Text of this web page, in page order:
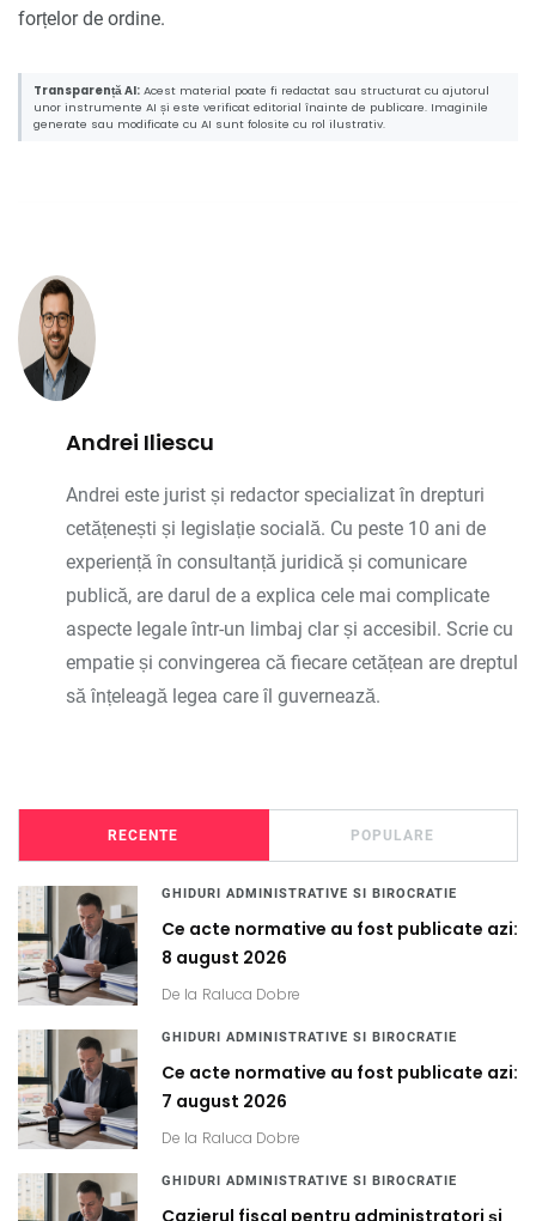
forțelor de ordine.
Transparență AI: Acest material poate fi redactat sau structurat cu ajutorul
unor instrumente AI și este verificat editorial înainte de publicare. Imaginile
generate sau modificate cu AI sunt folosite cu rol ilustrativ.
Andrei Iliescu
Andrei este jurist și redactor specializat în drepturi
cetățenești și legislație socială. Cu peste 10 ani de
experiență în consultanță juridică și comunicare
publică, are darul de a explica cele mai complicate
aspecte legale într-un limbaj clar și accesibil. Scrie cu
empatie și convingerea că fiecare cetățean are dreptul
să înțeleagă legea care îl guvernează.
RECENTE POPULARE
GHIDURI ADMINISTRATIVE SI BIROCRATIE
Ce acte normative au fost publicate azi:
8 august 2026
De la Raluca Dobre
GHIDURI ADMINISTRATIVE SI BIROCRATIE
Ce acte normative au fost publicate azi:
7 august 2026
De la Raluca Dobre
GHIDURI ADMINISTRATIVE SI BIROCRATIE